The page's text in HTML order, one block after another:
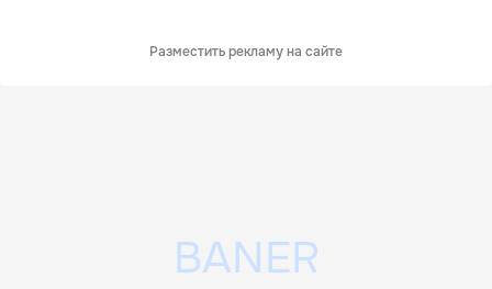
Разместить рекламу на сайте